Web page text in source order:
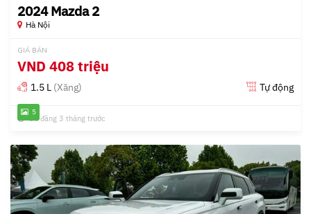
5
2024 Mazda 2
Hà Nội
GIÁ BÁN
VND 408 triệu
1.5 L (Xăng) Tự động
Đã đăng 3 tháng trước